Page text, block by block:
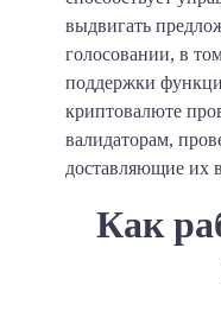
выдвигать
голосовании, в
поддержки
криптовалюте
валидаторам,
доставляющие их
Как